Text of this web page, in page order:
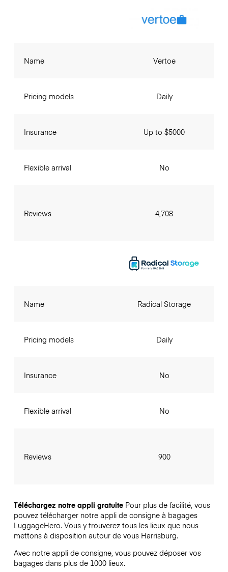
Name
Pricing models
Insurance
Flexible arrival
Reviews
Vertoe
Daily
Up to $5000
No
4,708
Name
Pricing models
Insurance
Flexible arrival
Reviews
Radical Storage
Daily
No
No
900
Téléchargez notre appli gratuite Pour plus de facilité, vous
pouvez télécharger notre appli de consigne à bagages
LuggageHero. Vous y trouverez tous les lieux que nous
mettons à disposition autour de vous Harrisburg.
Avec notre appli de consigne, vous pouvez déposer vos
bagages dans plus de 1000 lieux.